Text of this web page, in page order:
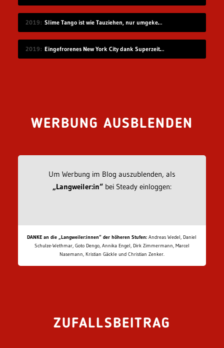
2019 Slime Tango ist wie Tauziehen, nur umgekehrt
2019 Eingefrorenes New York City dank Superzeitlupe
WERBUNG AUSBLENDEN
Um Werbung im Blog auszublenden, als
„Langweiler:in“bei Steady einloggen:
DANKE an die „Langweiler:innen“ der höheren Stufen: Andreas Wedel, Daniel
Schulze-Wethmar, Goto Dengo, Annika Engel, Dirk Zimmermann, Marcel
Nasemann, Kristian Gäckle und Christian Zenker.
ZUFALLSBEITRAG